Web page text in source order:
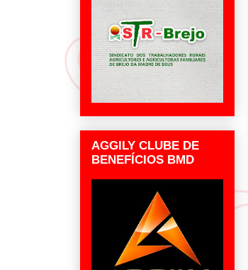
AGGILY CLUBE DE
BENEFÍCIOS BMD